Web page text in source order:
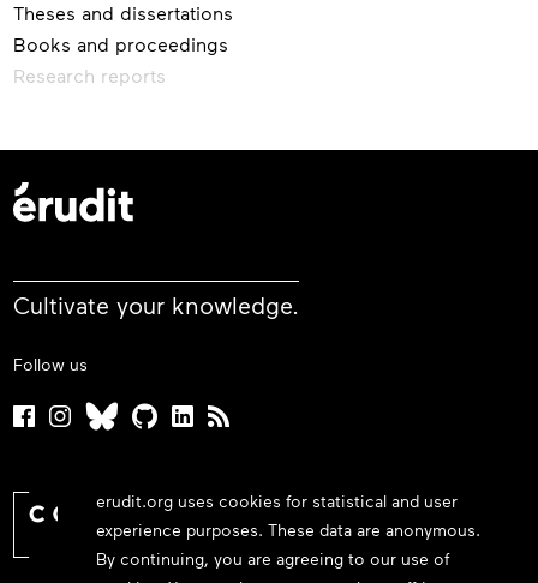
erudit.org uses cookies for statistical and user
experience purposes. These data are anonymous.
By continuing, you are agreeing to our use of
Theses and dissertations
Books and proceedings
Research reports
Cultivate your knowledge.
Follow us